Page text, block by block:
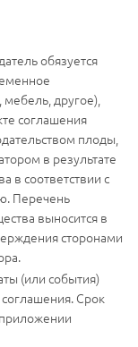
обязуется
другое),
соглашения
плоды,
в результате
в соответствии с
Перечень
выносится в
сторонами
(или события)
соглашения. Срок